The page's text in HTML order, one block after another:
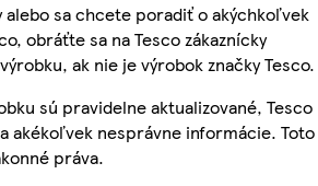
alebo sa chcete poradiť o akýchkoľvek
obráťte sa na Tesco zákaznícky
ak nie je výrobok značky Tesco.
sú pravidelne aktualizované, Tesco
akékoľvek nesprávne informácie. Toto
práva.